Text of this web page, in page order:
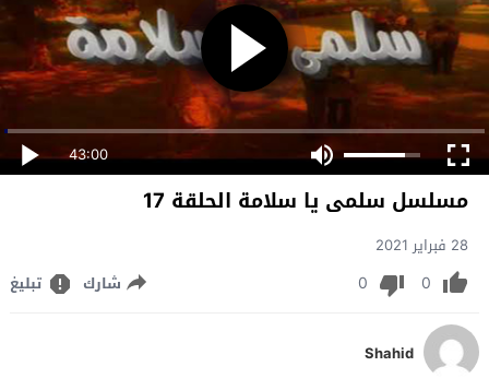
43:00
مسلسل سلمى يا سلامة الحلقة 17
28 فبراير 2021
0
0 شارك تبليغ
Shahid